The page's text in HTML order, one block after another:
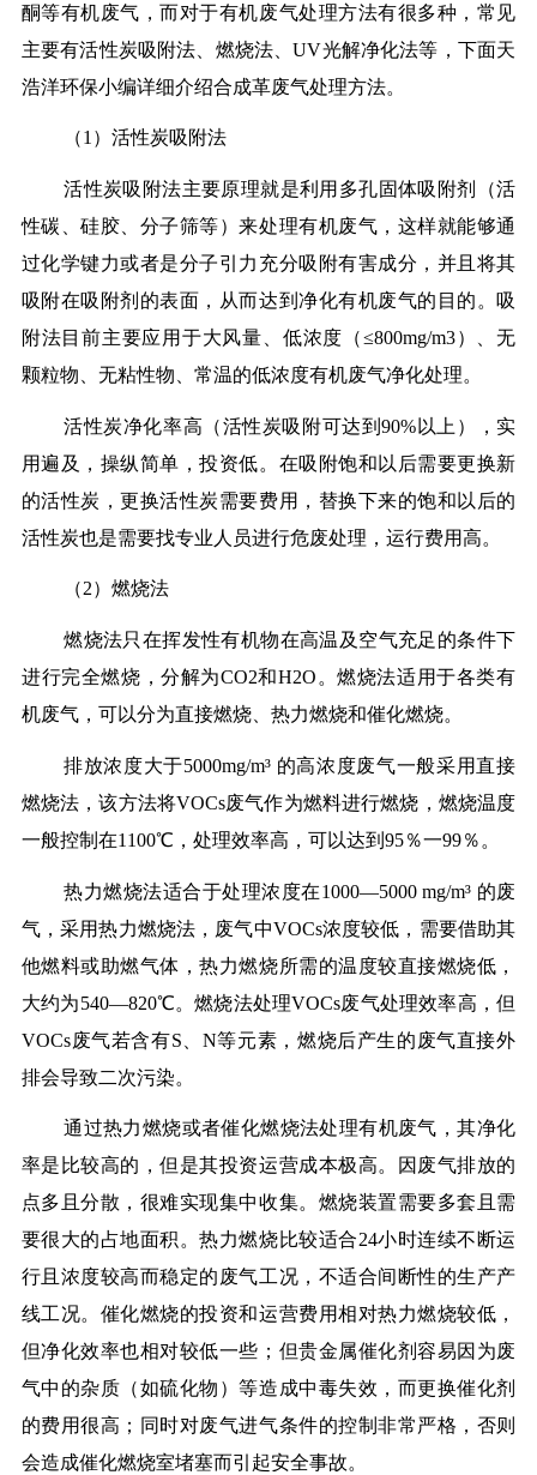
酮等有机废气，而对于有机废气处理方法有很多种，常见
主要有活性炭吸附法、燃烧法、UV光解净化法等，下面天
浩洋环保小编详细介绍合成革废气处理方法。
（1）活性炭吸附法
活性炭吸附法主要原理就是利用多孔固体吸附剂（活
性碳、硅胶、分子筛等）来处理有机废气，这样就能够通
过化学键力或者是分子引力充分吸附有害成分，并且将其
吸附在吸附剂的表面，从而达到净化有机废气的目的。吸
附法目前主要应用于大风量、低浓度（≤800mg/m3）、无
颗粒物、无粘性物、常温的低浓度有机废气净化处理。
活性炭净化率高（活性炭吸附可达到90%以上），实
用遍及，操纵简单，投资低。在吸附饱和以后需要更换新
的活性炭，更换活性炭需要费用，替换下来的饱和以后的
活性炭也是需要找专业人员进行危废处理，运行费用高。
（2）燃烧法
燃烧法只在挥发性有机物在高温及空气充足的条件下
进行完全燃烧，分解为CO2和H2O。燃烧法适用于各类有
机废气，可以分为直接燃烧、热力燃烧和催化燃烧。
排放浓度大于5000mg/m³ 的高浓度废气一般采用直接
燃烧法，该方法将VOCs废气作为燃料进行燃烧，燃烧温度
一般控制在1100℃，处理效率高，可以达到95％一99％。
热力燃烧法适合于处理浓度在1000—5000 mg/m³ 的废
气，采用热力燃烧法，废气中VOCs浓度较低，需要借助其
他燃料或助燃气体，热力燃烧所需的温度较直接燃烧低，
大约为540—820℃。燃烧法处理VOCs废气处理效率高，但
VOCs废气若含有S、N等元素，燃烧后产生的废气直接外
排会导致二次污染。
通过热力燃烧或者催化燃烧法处理有机废气，其净化
率是比较高的，但是其投资运营成本极高。因废气排放的
点多且分散，很难实现集中收集。燃烧装置需要多套且需
要很大的占地面积。热力燃烧比较适合24小时连续不断运
行且浓度较高而稳定的废气工况，不适合间断性的生产产
线工况。催化燃烧的投资和运营费用相对热力燃烧较低，
但净化效率也相对较低一些；但贵金属催化剂容易因为废
气中的杂质（如硫化物）等造成中毒失效，而更换催化剂
的费用很高；同时对废气进气条件的控制非常严格，否则
会造成催化燃烧室堵塞而引起安全事故。